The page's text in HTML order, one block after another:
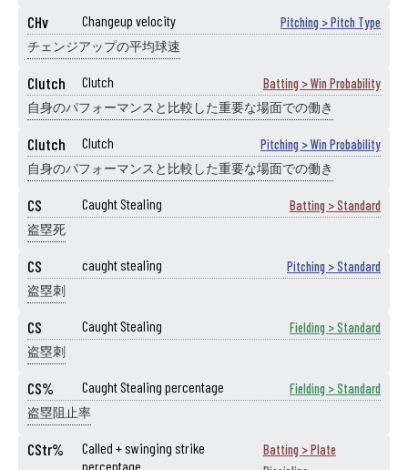
CHv Changeup velocity Pitching > Pitch Type
チェンジアップの平均球速
Clutch Clutch Batting > Win Probability
自身のパフォーマンスと比較した重要な場面での働き
Clutch Clutch Pitching > Win Probability
自身のパフォーマンスと比較した重要な場面での働き
CS Caught Stealing Batting > Standard
盗塁死
CS caught stealing Pitching > Standard
盗塁刺
CS Caught Stealing Fielding > Standard
盗塁刺
CS% Caught Stealing percentage Fielding > Standard
盗塁阻止率
CStr%
Called + swinging strike
percentage
Batting > Plate